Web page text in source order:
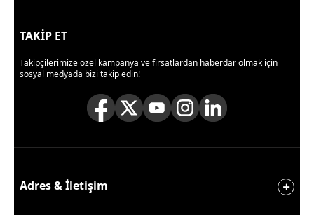
TAKİP ET
Takipçilerimize özel kampanya ve fırsatlardan haberdar olmak için
sosyal medyada bizi takip edin!
Adres & İletişim